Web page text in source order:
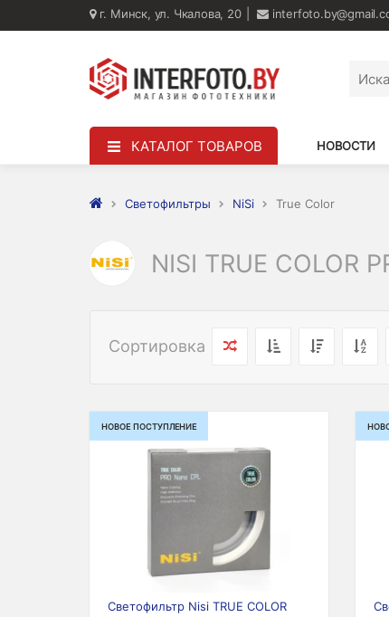
г. Минск, ул. Чкалова, 20
КАТАЛОГ ТОВАРОВ НОВОСТИ
Светофильтры NiSi True Color
NISI TRUE
Сортировка
НОВОЕ ПОСТУПЛЕНИЕ
Светофильтр Nisi TRUE COLOR